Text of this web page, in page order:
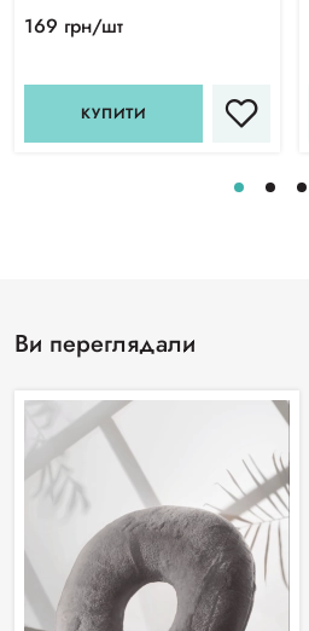
169 грн/шт
КУПИТИ
Ви переглядали